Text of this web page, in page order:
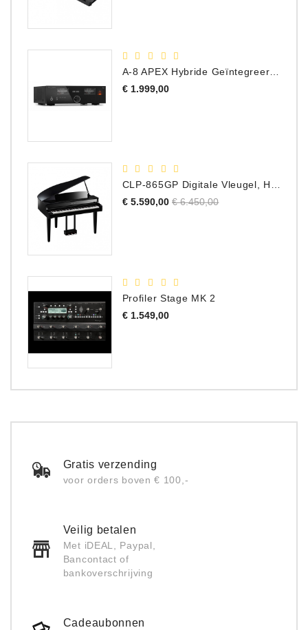
€ 1.999,00Prijs
€ 5.590,00 Normale
€ 6.450,00Prijs
Profiler Stage MK 2
€ 1.549,00Prijs
Gratis verzending
voor orders boven € 100,-
Veilig betalen
Met iDEAL, Paypal,
Bancontact of
bankoverschrijving
Cadeaubonnen